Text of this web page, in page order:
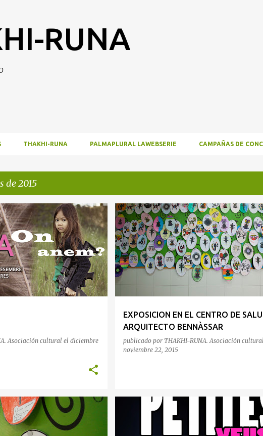
RUNA
THAKHI-RUNA PALMAPLURAL LAWEBSERIE CAMPAÑAS DE
de 2015
Asociación cultural el diciembre
EXPOSICION EN EL CENTRO DE
ARQUITECTO BENNÀSSAR
publicado por THAKHI-RUNA. Asociación cultural
noviembre 22, 2015